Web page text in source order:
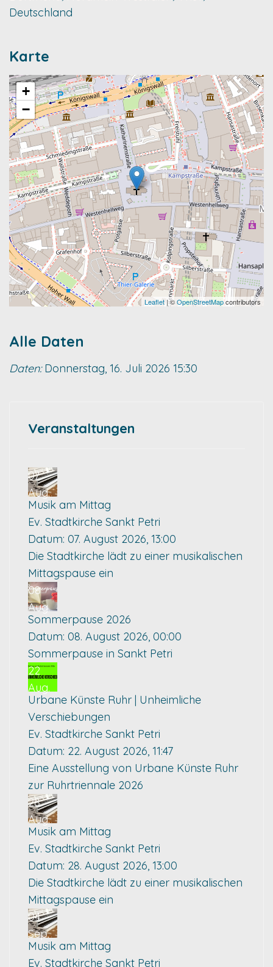
Deutschland
Karte
+
−
Leaflet| ©OpenStreetMapcontributors
Alle Daten
Daten:Donnerstag, 16. Juli 2026 15:30
Veranstaltungen
07
Aug.
Musik am Mittag
Ev. Stadtkirche Sankt Petri
Datum: 07. August 2026, 13:00
Die Stadtkirche lädt zu einer musikalischen
Mittagspause ein
08
Aug.
Sommerpause 2026
Datum: 08. August 2026, 00:00
Sommerpause in Sankt Petri
22
Aug.
Urbane Künste Ruhr | Unheimliche
Verschiebungen
Ev. Stadtkirche Sankt Petri
Datum: 22. August 2026, 11:47
Eine Ausstellung von Urbane Künste Ruhr
zur Ruhrtriennale 2026
28
Aug.
Musik am Mittag
Ev. Stadtkirche Sankt Petri
Datum: 28. August 2026, 13:00
Die Stadtkirche lädt zu einer musikalischen
Mittagspause ein
04
Sep.
Musik am Mittag
Ev. Stadtkirche Sankt Petri